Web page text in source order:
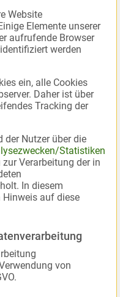
Website
Elemente unserer
aufrufende Browser
werden
ein, alle Cookies
Daher ist über
Tracking der
der Nutzer über die
Statistiken
Verarbeitung der in
In diesem
auf diese
von